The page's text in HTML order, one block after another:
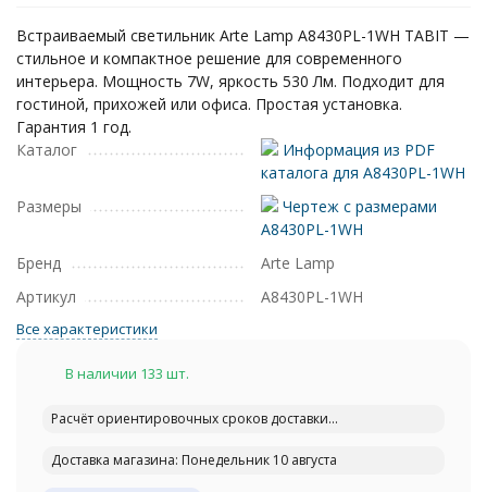
Встраиваемый светильник Arte Lamp A8430PL-1WH TABIT —
стильное и компактное решение для современного
интерьера. Мощность 7W, яркость 530 Лм. Подходит для
гостиной, прихожей или офиса. Простая установка.
Гарантия 1 год.
Каталог
Информация из PDF
каталога для A8430PL-1WH
Размеры
Чертеж с размерами
A8430PL-1WH
Бренд
Arte Lamp
Артикул
A8430PL-1WH
Все характеристики
В наличии 133 шт.
Расчёт ориентировочных сроков доставки...
Доставка магазина: Понедельник 10 августа